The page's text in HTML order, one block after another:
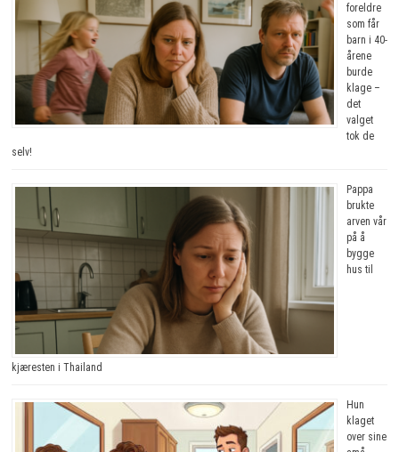
foreldre
som får
barn i 40-
årene
burde
klage –
det
valget
tok de
selv!
Pappa
brukte
arven vår
på å
bygge
hus til
kjæresten i Thailand
Hun
klaget
over sine